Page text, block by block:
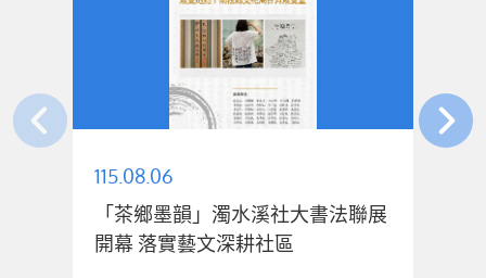
115.08.06
「茶鄉墨韻」濁水溪社大書法聯展
開幕 落實藝文深耕社區